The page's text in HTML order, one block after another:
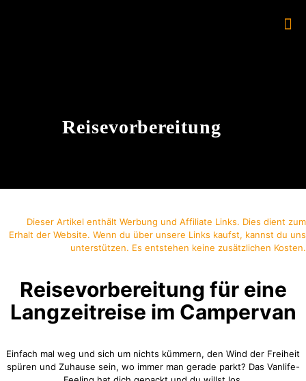
Reisevorbereitung
Dieser Artikel enthält Werbung und Affiliate Links. Dies dient zum
Erhalt der Website. Wenn du über unsere Links kaufst, kannst du uns
unterstützen. Es entstehen keine zusätzlichen Kosten.
Reisevorbereitung für eine
Langzeitreise im Campervan
Einfach mal weg und sich um nichts kümmern, den Wind der Freiheit
spüren und Zuhause sein, wo immer man gerade parkt? Das Vanlife-